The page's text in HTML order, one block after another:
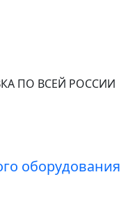
ПО ВСЕЙ РОССИИ